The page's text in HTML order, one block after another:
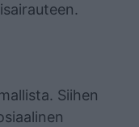
Siihen